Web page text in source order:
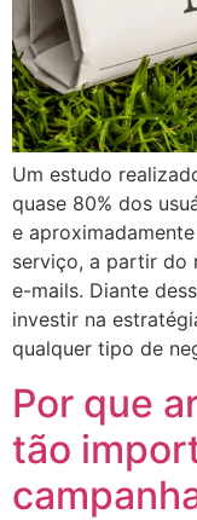
Um estudo
quase 80% dos
e
serviço, a partir do
e-mails. Diante
investir na
qualquer tipo de
Por que
tão